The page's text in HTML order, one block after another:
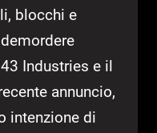
blocchi e
Industries e il
annuncio,
intenzione di